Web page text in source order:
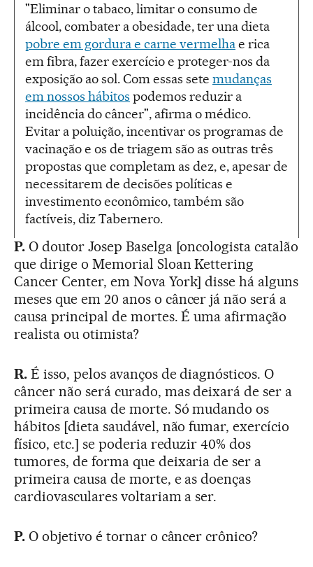
"Eliminar o tabaco, limitar o consumo de
álcool, combater a obesidade, ter una dieta
pobre em gordura e carne vermelhae rica
em fibra, fazer exercício e proteger-nos da
exposição ao sol. Com essas sete mudanças
em nossos hábitos podemos reduzir a
incidência do câncer", afirma o médico.
Evitar a poluição, incentivar os programas de
vacinação e os de triagem são as outras três
propostas que completam as dez, e, apesar de
necessitarem de decisões políticas e
investimento econômico, também são
factíveis, diz Tabernero.
P.O doutor Josep Baselga [oncologista catalão
que dirige o Memorial Sloan Kettering
Cancer Center, em Nova York] disse há alguns
meses que em 20 anos o câncer já não será a
causa principal de mortes. É uma afirmação
realista ou otimista?
R.É isso, pelos avanços de diagnósticos. O
câncer não será curado, mas deixará de ser a
primeira causa de morte. Só mudando os
hábitos [dieta saudável, não fumar, exercício
físico, etc.] se poderia reduzir 40% dos
tumores, de forma que deixaria de ser a
primeira causa de morte, e as doenças
cardiovasculares voltariam a ser.
P.O objetivo é tornar o câncer crônico?